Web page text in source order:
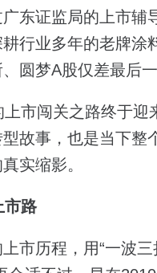
东证监局的上市辅
行业多年的老牌涂
圆梦A股仅差最后一
市闯关之路终于迎
故事，也是当下整
实缩影。
市路
市历程，用“一波